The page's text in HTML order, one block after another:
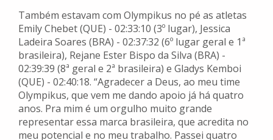
Também estavam com Olympikus no pé as atletas
Emily Chebet (QUE) - 02:33:10 (3º lugar), Jessica
Ladeira Soares (BRA) - 02:37:32 (6º lugar geral e 1ª
brasileira), Rejane Ester Bispo da Silva (BRA) -
02:39:39 (8ª geral e 2ª brasileira) e Gladys Kemboi
(QUE) - 02:40:18. “Agradecer a Deus, ao meu time
Olympikus, que vem me dando apoio já há quatro
anos. Pra mim é um orgulho muito grande
representar essa marca brasileira, que acredita no
meu potencial e no meu trabalho. Passei quatro